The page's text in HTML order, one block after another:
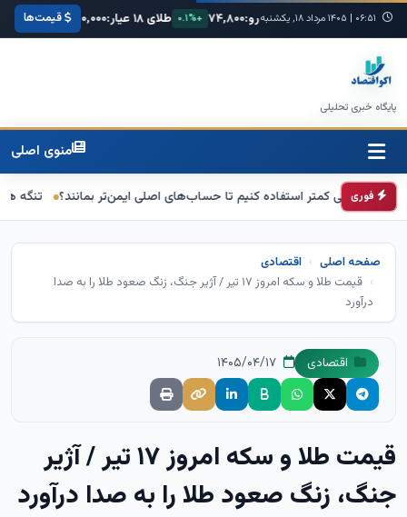
۰۶:۵۱ | ۱۴۰۵ مرداد ۱۸, یکشنبه ۶۸,۴۲۰ +۰.۳% یورو:۷۴,۸۰۰ +۰.۱% طلای ۱۸ عیار: ۳,۸۵۰,۰۰۰ +۱.۲% سکه
قیمت‌ها
پایگاه خبری تحلیلی
منوی اصلی
فوری
کمتر استفاده کنیم تا حساب‌های اصلی ایمن‌تر بمانند؟ تنگه هرمز در
صفحه اصلی
اقتصادی
قیمت طلا و سکه امروز ۱۷ تیر / آژیر جنگ، زنگ صعود طلا را به صدا
درآورد
اقتصادی
قیمت طلا و سکه امروز ۱۷ تیر / آژیر
جنگ، زنگ صعود طلا را به صدا درآورد